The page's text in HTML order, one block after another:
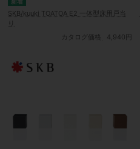
SKB/kuuki TOATOA E2 一体型床用戸当
り
カタログ価格
4,940円